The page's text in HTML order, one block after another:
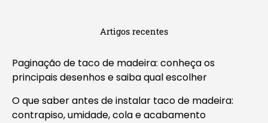
Artigos recentes
Paginação de taco de madeira: conheça os
principais desenhos e saiba qual escolher
O que saber antes de instalar taco de madeira:
contrapiso, umidade, cola e acabamento